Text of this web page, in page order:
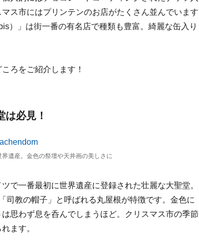
ス市にはプリンテンのお店がたくさん並んでいます
）」は街一番の有名店で種類も豊富。綺麗な缶入り
ろをご紹介します！
は必見！
遺産。金色の祭壇や天井画の美しさに
で一番最初に世界遺産に登録された壮麗な大聖堂。
司教の帽子」と呼ばれる丸屋根が特徴です。金色に
思わず息を呑んでしまうほど。クリスマス市の季節
ます。